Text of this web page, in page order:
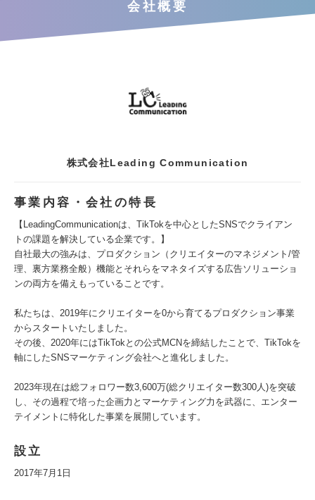
会社概要
株式会社Leading Communication
事業内容・会社の特長
【LeadingCommunicationは、TikTokを中心としたSNSでクライアン
トの課題を解決している企業です。】
自社最大の強みは、プロダクション（クリエイターのマネジメント/管
理、裏方業務全般）機能とそれらをマネタイズする広告ソリューショ
ンの両方を備えもっていることです。
私たちは、2019年にクリエイターを0から育てるプロダクション事業
からスタートいたしました。
その後、2020年にはTikTokとの公式MCNを締結したことで、TikTokを
軸にしたSNSマーケティング会社へと進化しました。
2023年現在は総フォロワー数3,600万(総クリエイター数300人)を突破
し、その過程で培った企画力とマーケティング力を武器に、エンター
テイメントに特化した事業を展開しています。
設立
2017年7月1日